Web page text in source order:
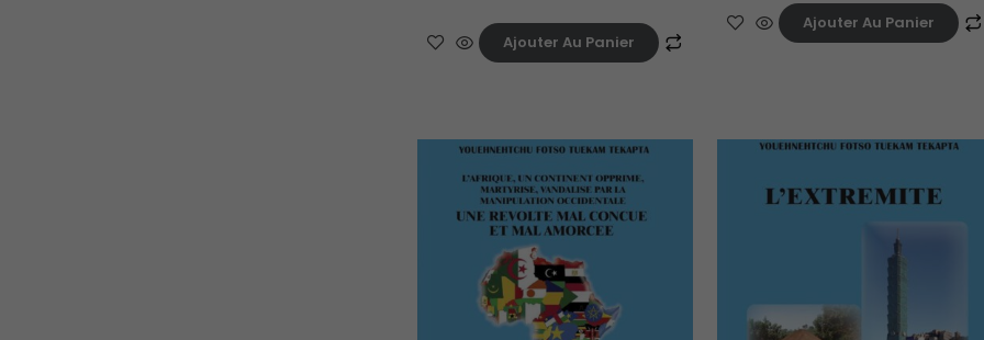
Ajouter Au Panier
Ajouter Au Panier